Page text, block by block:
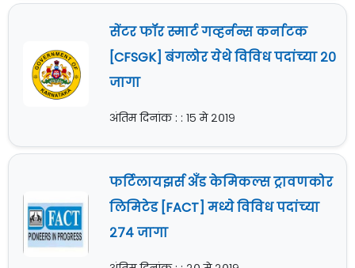
सेंटर फॉर स्मार्ट गव्हर्नन्स कर्नाटक
[CFSGK] बंगलोर येथे विविध पदांच्या २०
जागा
अंतिम दिनांक : : १५ मे २०१९
फर्टिलायझर्स अँड केमिकल्स ट्रावणकोर
लिमिटेड [FACT] मध्ये विविध पदांच्या
२७४ जागा